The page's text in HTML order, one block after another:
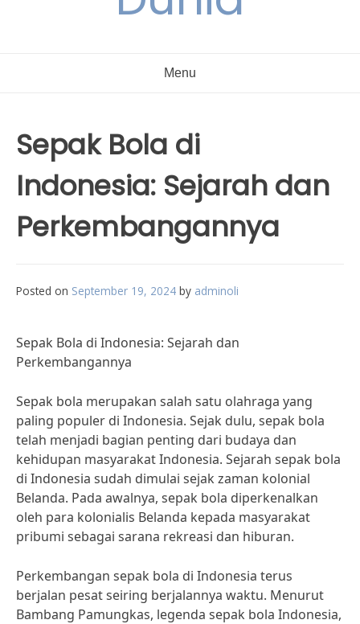
Menu
Sepak Bola di
Indonesia: Sejarah dan
Perkembangannya
Posted on September 19, 2024 by adminoli
Sepak Bola di Indonesia: Sejarah dan
Perkembangannya
Sepak bola merupakan salah satu olahraga yang
paling populer di Indonesia. Sejak dulu, sepak bola
telah menjadi bagian penting dari budaya dan
kehidupan masyarakat Indonesia. Sejarah sepak bola
di Indonesia sudah dimulai sejak zaman kolonial
Belanda. Pada awalnya, sepak bola diperkenalkan
oleh para kolonialis Belanda kepada masyarakat
pribumi sebagai sarana rekreasi dan hiburan.
Perkembangan sepak bola di Indonesia terus
berjalan pesat seiring berjalannya waktu. Menurut
Bambang Pamungkas, legenda sepak bola Indonesia,